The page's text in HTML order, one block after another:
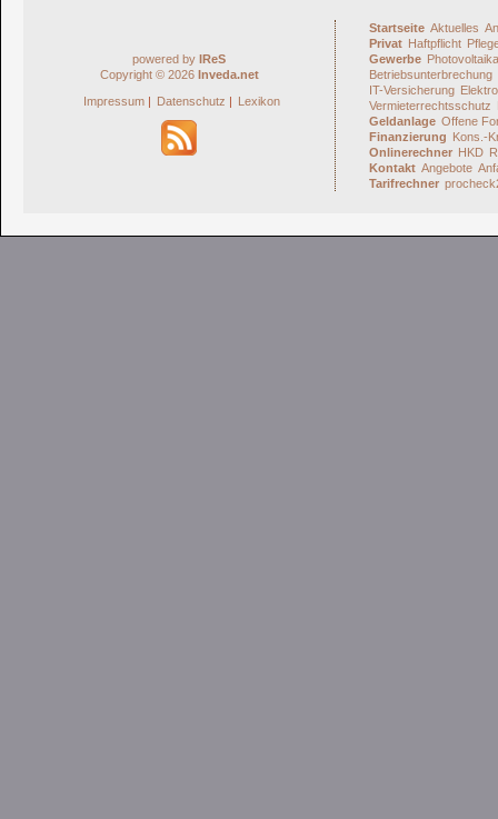
powered by IReS
Copyright © 2026 Inveda.net
Impressum | Datenschutz | Lexikon
Startseite Aktuelles
Privat Haftpflicht
Gewerbe
Betriebsunterbrechung
IT-Versicherung
Vermieterrechtsschutz
Geldanlage Offene
Finanzierung Kons.-
Onlinerechner HKD
Kontakt Angebote
Tarifrechner